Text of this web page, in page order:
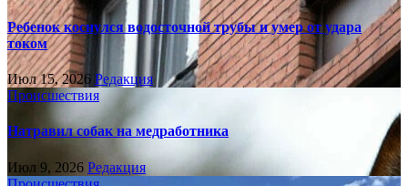
Ребенок коснулся водосточной трубы и умер от удара
током
Июл 15, 2026 Редакция
Происшествия
Натравил собак на медработника
Июл 9, 2026 Редакция